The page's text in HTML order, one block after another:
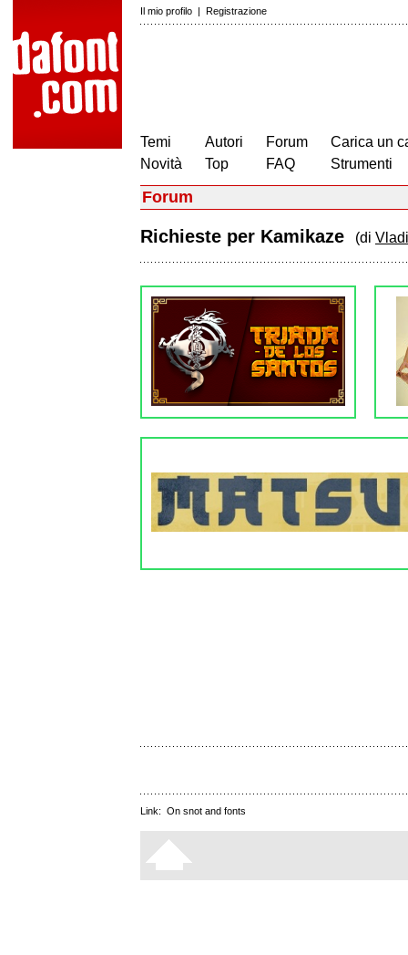
Il mio profilo | Registrazione
Temi
Novità
Autori
Top
Forum
FAQ
Carica un
Strumenti
Forum
Richieste per Kamikaze (di
Link: On snot and fonts